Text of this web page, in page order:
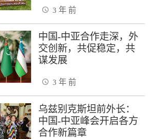
3 年 前
中国-中亚合作走深，外
交创新，共促稳定，共
谋发展
3 年 前
乌兹别克斯坦前外长：
中国-中亚峰会开启各方
合作新篇章